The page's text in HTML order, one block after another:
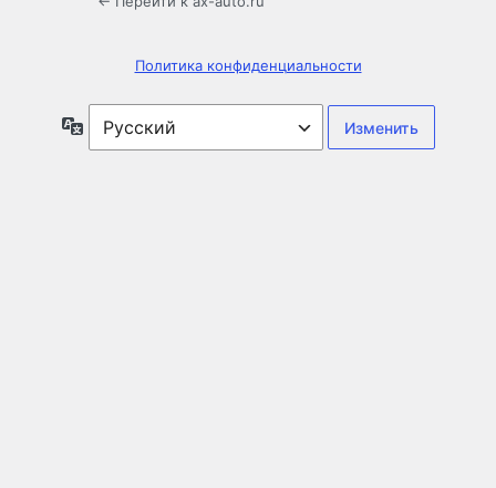
Политика конфиденциальности
Язык